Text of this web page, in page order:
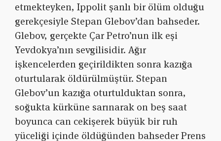
etmekteyken, Ippolit şanlı bir ölüm olduğu
gerekçesiyle Stepan Glebov’dan bahseder.
Glebov, gerçekte Çar Petro’nun ilk eşi
Yevdokya’nın sevgilisidir. Ağır
işkencelerden geçirildikten sonra kazığa
oturtularak öldürülmüştür. Stepan
Glebov’un kazığa oturtulduktan sonra,
soğukta kürküne sarınarak on beş saat
boyunca can cekişerek büyük bir ruh
yüceliği içinde öldüğünden bahseder Prens